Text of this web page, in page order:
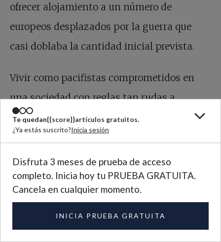
Te quedan{{score}}artículos gratuitos.
¿Ya estás suscrito?Inicia sesión
Disfruta 3 meses de prueba de acceso
completo. Inicia hoy tu PRUEBA GRATUITA.
Cancela en cualquier momento.
INICIA PRUEBA GRATUITA
ofrecer alojamiento a un número de
europeos desplazados por la guerra que
casi doblaba la cantidad inicial prevista.
Vivir como pacifistas comprometidos en
una sociedad con reglas tan rudas a
menudo requería ser creativos. Los hombres
jóvenes solían turnarse como vigilantes
nocturnos y caminaban provistos de un
farol. Además de avivar el fuego y despertar
al equipo de ordeñe al amanecer, los
vigilantes debían espantar animales